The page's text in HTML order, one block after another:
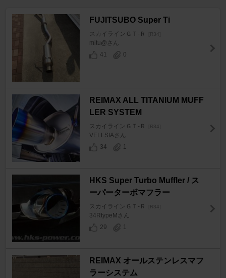
FUJITSUBO Super Ti
スカイラインＧＴ‐Ｒ [R34]
mitu@さん
41
0
REIMAX ALL TITANIUM MUFF
LER SYSTEM
スカイラインＧＴ‐Ｒ [R34]
VELLSIAさん
34
1
HKS Super Turbo Muffler / ス
ーパーターボマフラー
スカイラインＧＴ‐Ｒ [R34]
34RtypeMさん
29
1
REIMAX オールステンレスマフ
ラーシステム